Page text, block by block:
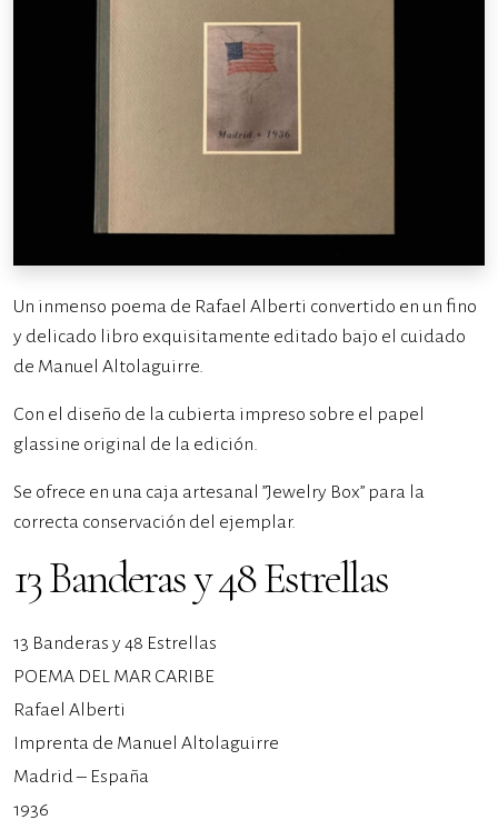
Un inmenso poema de Rafael Alberti convertido en un fino
y delicado libro exquisitamente editado bajo el cuidado
de Manuel Altolaguirre.
Con el diseño de la cubierta impreso sobre el papel
glassine original de la edición.
Se ofrece en una caja artesanal ”Jewelry Box” para la
correcta conservación del ejemplar.
13 Banderas y 48 Estrellas
13 Banderas y 48 Estrellas
POEMA DEL MAR CARIBE
Rafael Alberti
Imprenta de Manuel Altolaguirre
Madrid – España
1936